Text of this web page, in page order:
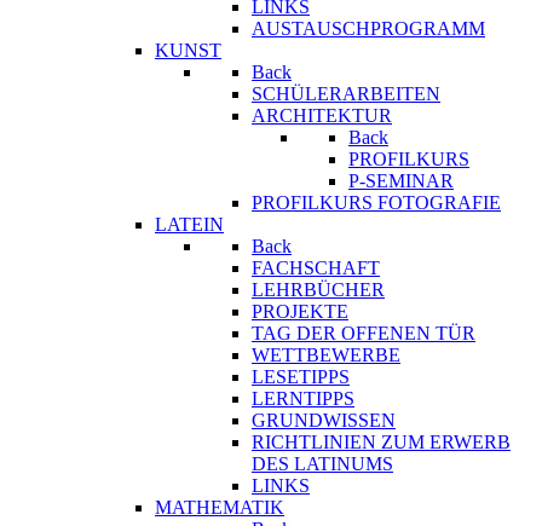
LINKS
AUSTAUSCHPROGRAMM
KUNST
Back
SCHÜLERARBEITEN
ARCHITEKTUR
Back
PROFILKURS
P-SEMINAR
PROFILKURS FOTOGRAFIE
LATEIN
Back
FACHSCHAFT
LEHRBÜCHER
PROJEKTE
TAG DER OFFENEN TÜR
WETTBEWERBE
LESETIPPS
LERNTIPPS
GRUNDWISSEN
RICHTLINIEN ZUM ERWERB
DES LATINUMS
LINKS
MATHEMATIK